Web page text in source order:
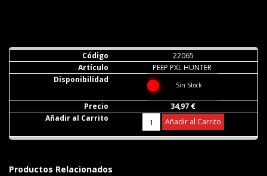
22065
PEEP PXL HUNTER
Sin Stock
34,97 €
Añadir al Carrito
Productos Relacionados